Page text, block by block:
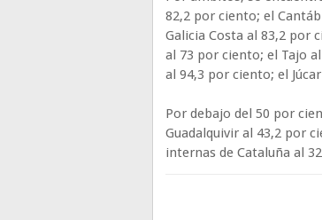
82,2 por ciento; el
Galicia Costa al 83,2 por
al 73 por ciento; el Tajo
al 94,3 por ciento; el
Por debajo del 50 por
Guadalquivir al 43,2 por
internas de Cataluña al